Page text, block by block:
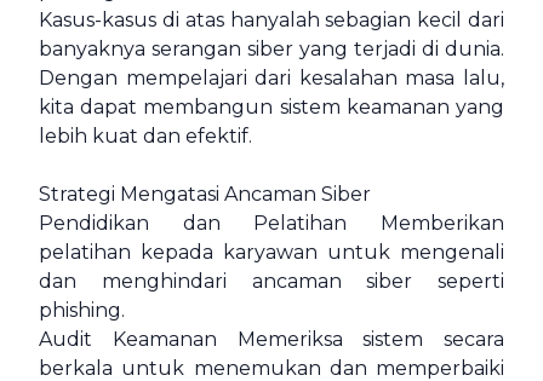
Kasus-kasus di atas hanyalah sebagian kecil dari
banyaknya serangan siber yang terjadi di dunia.
Dengan mempelajari dari kesalahan masa lalu,
kita dapat membangun sistem keamanan yang
lebih kuat dan efektif.
Strategi Mengatasi Ancaman Siber
Pendidikan dan Pelatihan Memberikan
pelatihan kepada karyawan untuk mengenali
dan menghindari ancaman siber seperti
phishing.
Audit Keamanan Memeriksa sistem secara
berkala untuk menemukan dan memperbaiki